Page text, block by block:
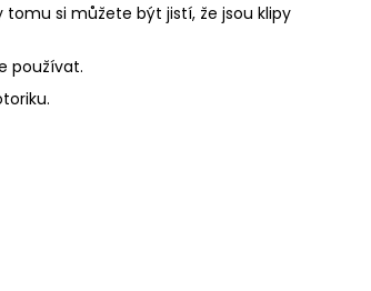
tomu si můžete být jistí, že jsou klipy
používat.